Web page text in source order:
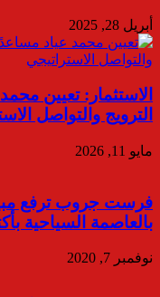
أبريل 28, 2025
الاستثمار: تعيين
الترويج والتواصل
مايو 11, 2026
بالعاصمة السياحية
نوفمبر 7, 2020